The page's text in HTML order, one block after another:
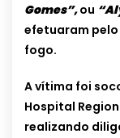
Gomes”,ou
efetuaram pelo
fogo.
A vítima foi
Hospital
realizando